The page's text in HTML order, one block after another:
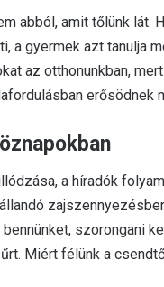
abból, amit tőlünk lát.
gyermek azt tanulja
az otthonunkban,
erősödnek
a híradók
szorongani
Miért félünk a